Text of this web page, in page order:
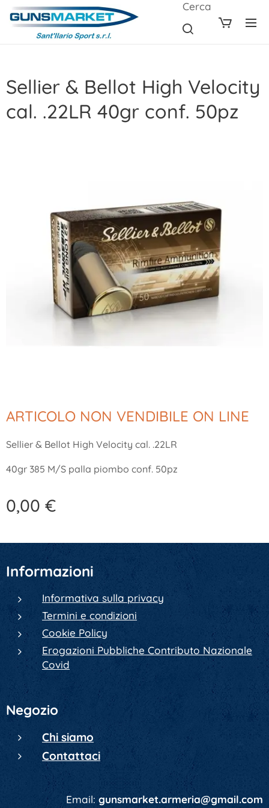
Cerca
Sellier & Bellot High Velocity
cal. .22LR 40gr conf. 50pz
ARTICOLO NON VENDIBILE ON LINE
Sellier & Bellot High Velocity cal. .22LR
40gr 385 M/S palla piombo conf. 50pz
0,00 €
Informazioni
Informativa sulla privacy
Termini e condizioni
Cookie Policy
Erogazioni Pubbliche Contributo Nazionale
Covid
Negozio
Chi siamo
Contattaci
Email: gunsmarket.armeria@gmail.com